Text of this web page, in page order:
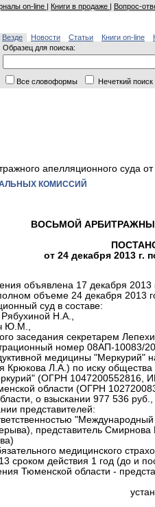
on-line | Книги в продаже | Вопрос-
Везде Новости Статьи Книги on-line
Образец для поиска:
Все словоформы Нечеткий поиск
апелляционного суда
КОМИССИЙ
ВОСЬМОЙ
от 24 декабря 2013 г.
объявлена 17 декабря 2013
объеме 24 декабря 2013
суд в составе:
Рябухиной Н.А.,
Ю.М.,
заседания секретарем
номер 08АП-10083/
медицины "Меркурий"
Крюкова Л.А.) по иску
(ОГРН 1047200552816,
области (ОГРН
о взыскании 977 536 руб.,
представителей:
представитель
медицинского
сроком действия 1 год (до и
Тюменской области -